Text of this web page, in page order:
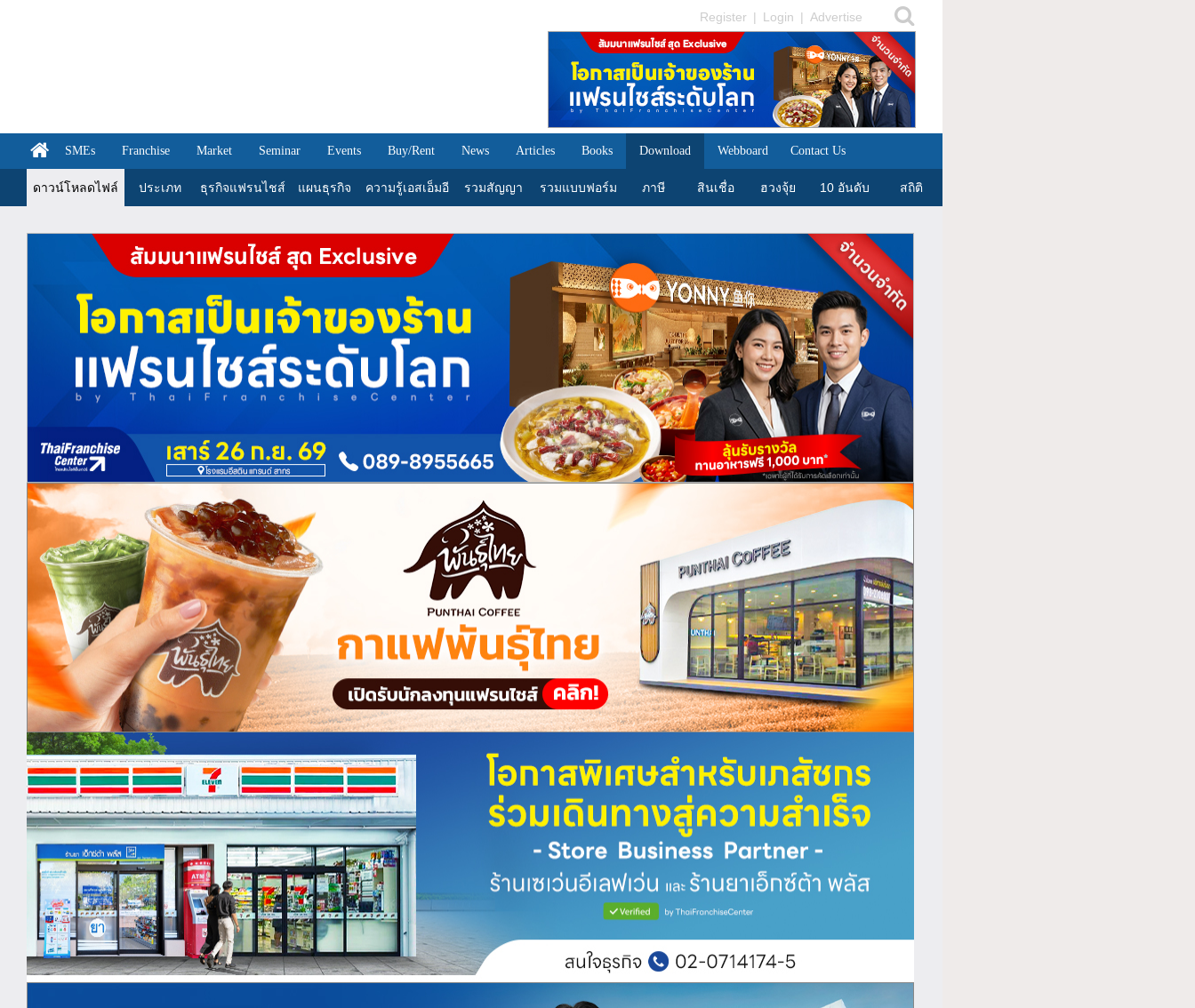
Register | Login | Advertise
SMEs Franchise Market Seminar Events Buy/Rent News Articles Books Download Webboard Contact Us
ดาวน์โหลดไฟล์ ประเภท ธุรกิจแฟรนไชส์ แผนธุรกิจ ความรู้เอสเอ็มอี รวมสัญญา รวมแบบฟอร์ม ภาษี สินเชื่อ ฮวงจุ้ย 10 อันดับ สถิติ